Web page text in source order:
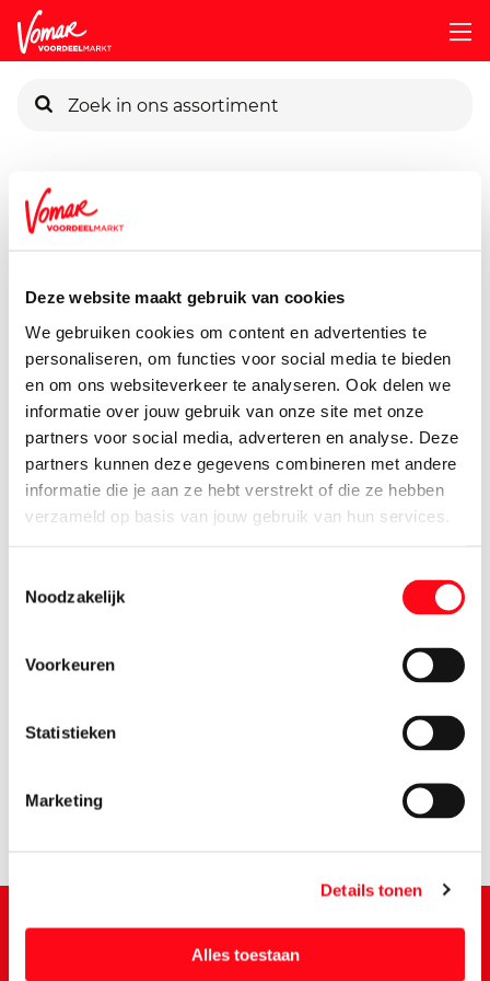
Deze website maakt gebruik van cookies
We gebruiken cookies om content en advertenties te
personaliseren, om functies voor social media te bieden
en om ons websiteverkeer te analyseren. Ook delen we
informatie over jouw gebruik van onze site met onze
partners voor social media, adverteren en analyse. Deze
partners kunnen deze gegevens combineren met andere
informatie die je aan ze hebt verstrekt of die ze hebben
verzameld op basis van jouw gebruik van hun services.
Noodzakelijk
Voorkeuren
Statistieken
Marketing
Details tonen
Alles toestaan
Pincode vergeten
Persoonlijk KIK-account
Assortiment
300 gram
0.95